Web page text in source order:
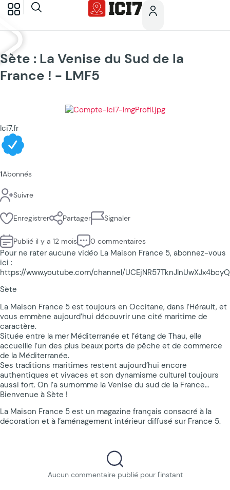
Sète : La Venise du Sud de la
France ! - LMF5
Ici7.fr
1Abonnés
Suivre
Enregistrer Partager Signaler
Publié il y a 12 mois 0 commentaires
Pour ne rater aucune vidéo La Maison France 5, abonnez-vous
ici :
https://www.youtube.com/channel/UCEjNR57TknJlnUwXJx4bcyQ
Sète
La Maison France 5 est toujours en Occitane, dans l’Hérault, et
vous emmène aujourd’hui découvrir une cité maritime de
caractère.
Située entre la mer Méditerranée et l’étang de Thau, elle
accueille l’un des plus beaux ports de pêche et de commerce
de la Méditerranée.
Ses traditions maritimes restent aujourd’hui encore
authentiques et vivaces et son dynamisme culturel toujours
aussi fort. On l’a surnomme la Venise du sud de la France…
Bienvenue à Sète !
La Maison France 5 est un magazine français consacré à la
décoration et à l’aménagement intérieur diffusé sur France 5.
Aucun commentaire publié pour l'instant